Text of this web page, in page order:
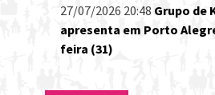
27/07/2026 20:48 Grupo de
apresenta em Porto
feira (31)